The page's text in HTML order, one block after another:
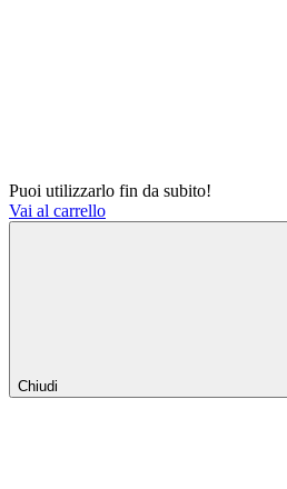
Puoi utilizzarlo fin da subito!
Vai al carrello
Chiudi